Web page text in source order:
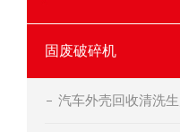
固废破碎机
汽车外壳回收清洗